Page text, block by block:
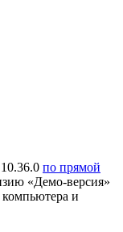
по прямой
«Демо-версия»
компьютера и